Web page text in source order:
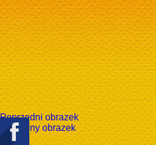
Poprzedni obrazek
Następny obrazek